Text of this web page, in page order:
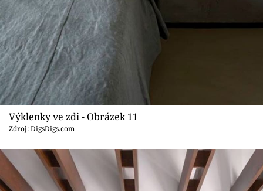
Výklenky ve zdi - Obrázek 11
Zdroj: DigsDigs.com